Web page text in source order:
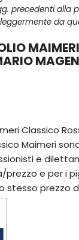
precedenti alla
da
Classico
Maimeri
e
prezzo e per i
stesso prezzo